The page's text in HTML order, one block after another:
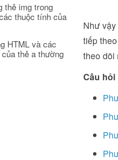
thẻ img trong
thuộc tính của
HTML và các
thẻ a thường
Như
tiếp
theo dõi
Câu